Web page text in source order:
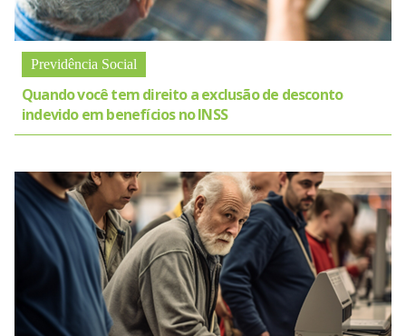
Previdência Social
Quando você tem direito a exclusão de desconto
indevido em benefícios no INSS